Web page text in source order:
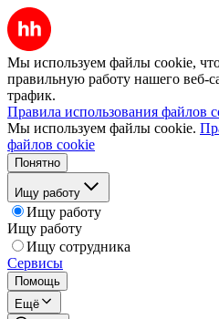
Мы используем файлы cookie,
правильную работу нашего веб-
трафик.
Правила использования файлов
Мы используем файлы cookie.
файлов cookie
Понятно
Ищу работу
Ищу работу
Ищу работу
Ищу сотрудника
Сервисы
Помощь
Ещё